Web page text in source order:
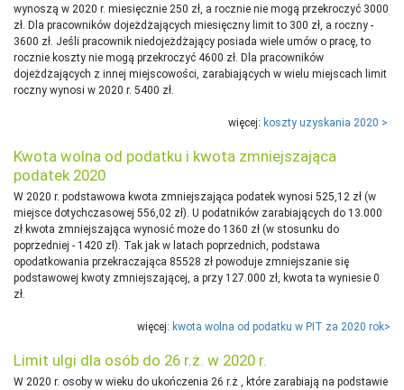
wynoszą w 2020 r. miesięcznie 250 zł, a rocznie nie mogą przekroczyć 3000
zł. Dla pracowników dojeżdżających miesięczny limit to 300 zł, a roczny -
3600 zł. Jeśli pracownik niedojeżdżający posiada wiele umów o pracę, to
rocznie koszty nie mogą przekroczyć 4600 zł. Dla pracowników
dojeżdżających z innej miejscowości, zarabiających w wielu miejscach limit
roczny wynosi w 2020 r. 5400 zł.
więcej: koszty uzyskania 2020 >
Kwota wolna od podatku i kwota zmniejszająca
podatek 2020
W 2020 r. podstawowa kwota zmniejszająca podatek wynosi 525,12 zł (w
miejsce dotychczasowej 556,02 zł). U podatników zarabiających do 13.000
zł kwota zmniejszająca wynosić może do 1360 zł (w stosunku do
poprzedniej - 1420 zł). Tak jak w latach poprzednich, podstawa
opodatkowania przekraczająca 85528 zł powoduje zmniejszanie się
podstawowej kwoty zmniejszającej, a przy 127.000 zł, kwota ta wyniesie 0
zł.
więcej: kwota wolna od podatku w PIT za 2020 rok>
Limit ulgi dla osób do 26 r.ż. w 2020 r.
W 2020 r. osoby w wieku do ukończenia 26 r.ż , które zarabiają na podstawie